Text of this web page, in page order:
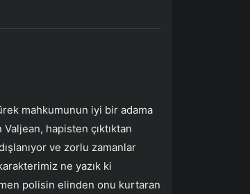
mahkumunun iyi bir adama
hapisten çıktıktan
ve zorlu zamanlar
ne yazık ki
polisin elinden onu kurtaran